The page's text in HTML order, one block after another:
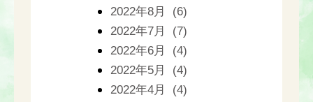
2022年8月 (6)
2022年7月 (7)
2022年6月 (4)
2022年5月 (4)
2022年4月 (4)